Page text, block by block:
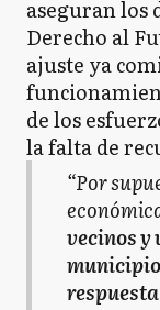
aseguran
Derecho al
ajuste ya
de los
la falta de
“Por
vecinos y
respuesta